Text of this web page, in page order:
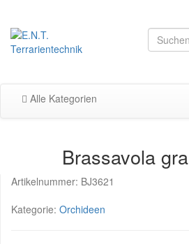
Alle Kategorien
Brassavola
Artikelnummer: BJ3621
Kategorie: Orchideen